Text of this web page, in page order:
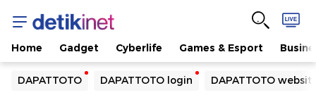
Home Gadget Cyberlife Games & Esport
DAPATTOTO DAPATTOTO login DAPATTOTO
Yang sedang ramai dicari
Loading...